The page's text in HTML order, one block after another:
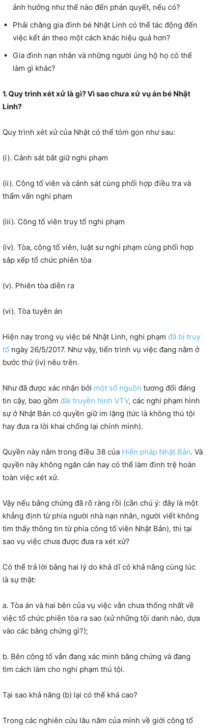
ảnh hưởng như thế nào đến phán quyết, nếu có?
Phải chăng gia đình bé Nhật Linh có thể tác động đến
việc kết án theo một cách khác hiệu quả hơn?
Gia đình nạn nhân và những người ủng hộ họ có thể
làm gì khác?
1. Quy trình xét xử là gì? Vì sao chưa xử vụ án bé Nhật
Linh?
Quy trình xét xử của Nhật có thể tóm gọn như sau:
(i). Cảnh sát bắt giữ nghi phạm
(ii). Công tố viên và cảnh sát cùng phối hợp điều tra và
thẩm vấn nghi phạm
(iii). Công tố viên truy tố nghi phạm
(iv). Tòa, công tố viên, luật sư nghi phạm cùng phối hợp
sắp xếp tổ chức phiên tòa
(v). Phiên tòa diễn ra
(vi). Tòa tuyên án
Hiện nay trong vụ việc bé Nhật Linh, nghi phạm đã bị truy
tố ngày 26/5/2017. Như vậy, tiến trình vụ việc đang nằm ở
bước thứ (iv) nêu trên.
Như đã được xác nhận bởi một số nguồn tương đối đáng
tin cậy, bao gồm đài truyền hình VTV, các nghi phạm hình
sự ở Nhật Bản có quyền giữ im lặng (tức là không thú tội
hay đưa ra lời khai chống lại chính mình).
Quyền này nằm trong điều 38 của Hiến pháp Nhật Bản. Và
quyền này không ngăn cản hay có thể làm đình trệ hoàn
toàn việc xét xử.
Vậy nếu bằng chứng đã rõ ràng rồi (cần chú ý: đây là một
khẳng định từ phía người nhà nạn nhân, người viết không
tìm thấy thông tin từ phía công tố viên Nhật Bản), thì tại
sao vụ việc chưa được đưa ra xét xử?
Có thể trả lời bằng hai lý do khả dĩ có khả năng cùng lúc
là sự thật:
a. Tòa án và hai bên của vụ việc vẫn chưa thống nhất về
việc tổ chức phiên tòa ra sao (xử những tội danh nào, dựa
vào các bằng chứng gì?);
b. Bên công tố vẫn đang xác minh bằng chứng và đang
tìm cách làm cho nghi phạm thú tội.
Tại sao khả năng (b) lại có thể khá cao?
Trong các nghiên cứu lâu năm của mình về giới công tố